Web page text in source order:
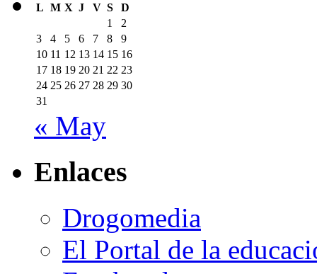
L M X J V S
D
1
2
3
4 5 6 7 8
9
10 11 12 13 14 15 16
17 18 19 20 21 22 23
24 25 26 27 28 29 30
31
« May
Enlaces
Drogomedia
El Portal de la